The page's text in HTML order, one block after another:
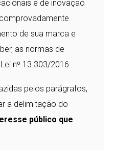
e de inovação
de sua marca e
as normas de
nº 13.303/2016.
pelos parágrafos,
a delimitação do
público que